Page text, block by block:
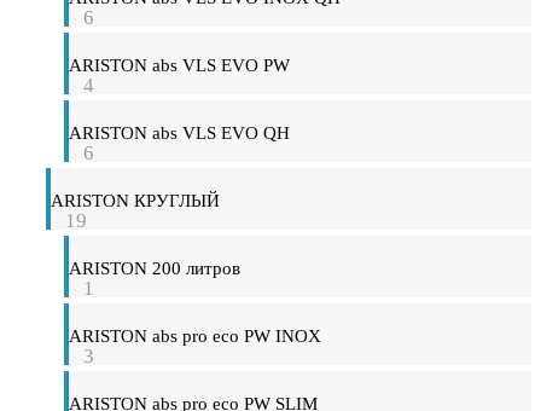
6
ARISTON abs VLS EVO PW
4
ARISTON abs VLS EVO QH
6
ARISTON КРУГЛЫЙ
19
ARISTON 200 литров
1
ARISTON abs pro eco PW INOX
3
ARISTON abs pro eco PW SLIM